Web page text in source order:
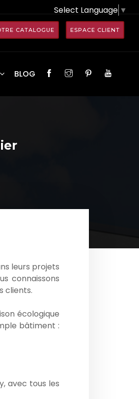
Select Language ▼
CATALOGUE ESPACE CLIENT
BLOG
leurs projets
connaissons
clients.
écologique
bâtiment :
avec tous les